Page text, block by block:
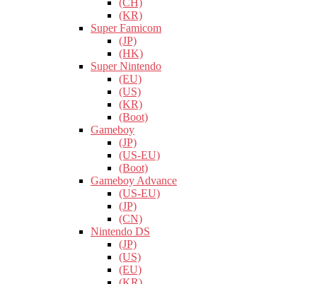
(CH)
(KR)
Super Famicom
(JP)
(HK)
Super Nintendo
(EU)
(US)
(KR)
(Boot)
Gameboy
(JP)
(US-EU)
(Boot)
Gameboy Advance
(US-EU)
(JP)
(CN)
Nintendo DS
(JP)
(US)
(EU)